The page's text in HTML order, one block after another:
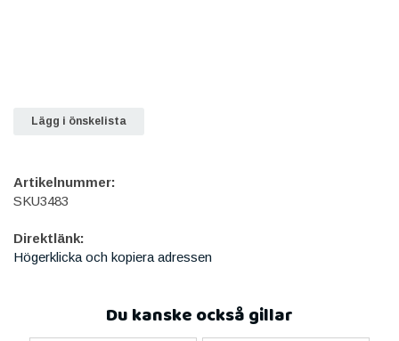
Lägg i önskelista
Artikelnummer:
SKU3483
Direktlänk:
Högerklicka och kopiera adressen
Du kanske också gillar